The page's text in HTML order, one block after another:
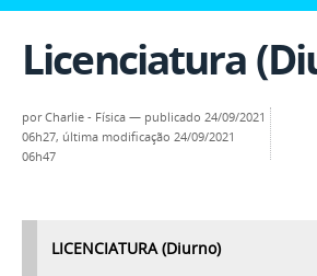
Licenciatura
porCharlie - Física — publicado 24/09/2021
06h27, última modificação 24/09/2021
06h47
LICENCIATURA (Diurno)